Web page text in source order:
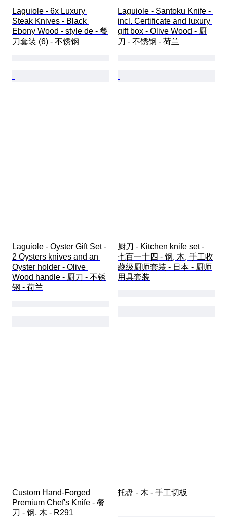
Laguiole - 6x Luxury
Steak Knives - Black
Ebony Wood - style de - 餐
刀套装 (6) - 不锈钢
Laguiole - Santoku Knife -
incl. Certificate and luxury
gift box - Olive Wood - 厨
刀 - 不锈钢 - 荷兰
Laguiole - Oyster Gift Set -
2 Oysters knives and an
Oyster holder - Olive
Wood handle - 厨刀 - 不锈
钢 - 荷兰
厨刀 - Kitchen knife set -
七百一十四 - 钢, 木, 手工收
藏级厨师套装 - 日本 - 厨师
用具套装
Custom Hand-Forged
Premium Chef's Knife - 餐
刀 - 钢, 木 - R291
托盘 - 木 - 手工切板